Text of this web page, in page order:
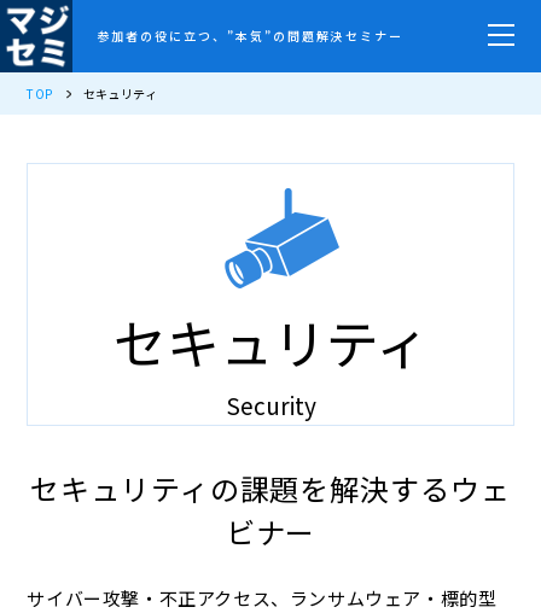
参加者の役に立つ、”本気”の問題解決セミナー
TOP セキュリティ
セキュリティ
Security
セキュリティの課題を解決するウェ
ビナー
サイバー攻撃・不正アクセス、ランサムウェア・標的型